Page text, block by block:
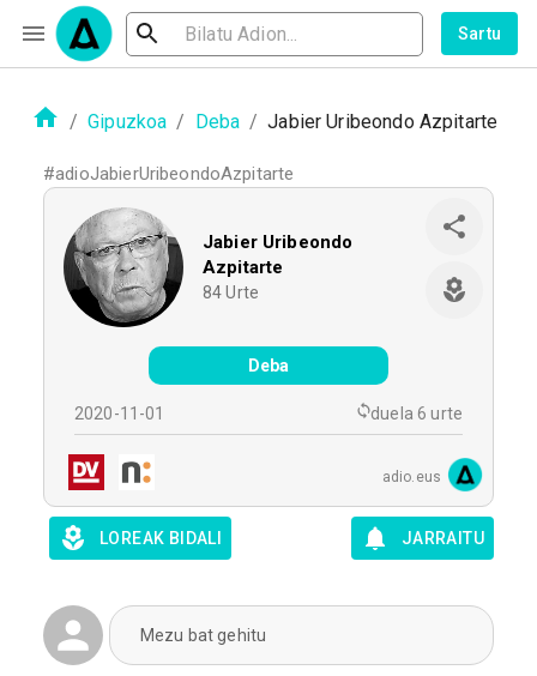
Sartu
/ Gipuzkoa / Deba / Jabier Uribeondo Azpitarte
#adioJabierUribeondoAzpitarte
Jabier Uribeondo
Azpitarte
84 Urte
Deba
2020-11-01 duela 6 urte
adio.eus
LOREAK BIDALI JARRAITU
Mezu bat gehitu